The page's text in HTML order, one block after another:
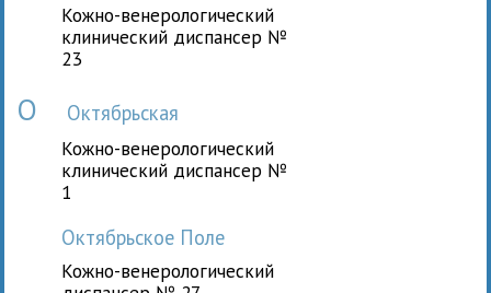
Кожно-венерологический
клинический диспансер №
23
О Октябрьская
Кожно-венерологический
клинический диспансер №
1
Октябрьское Поле
Кожно-венерологический